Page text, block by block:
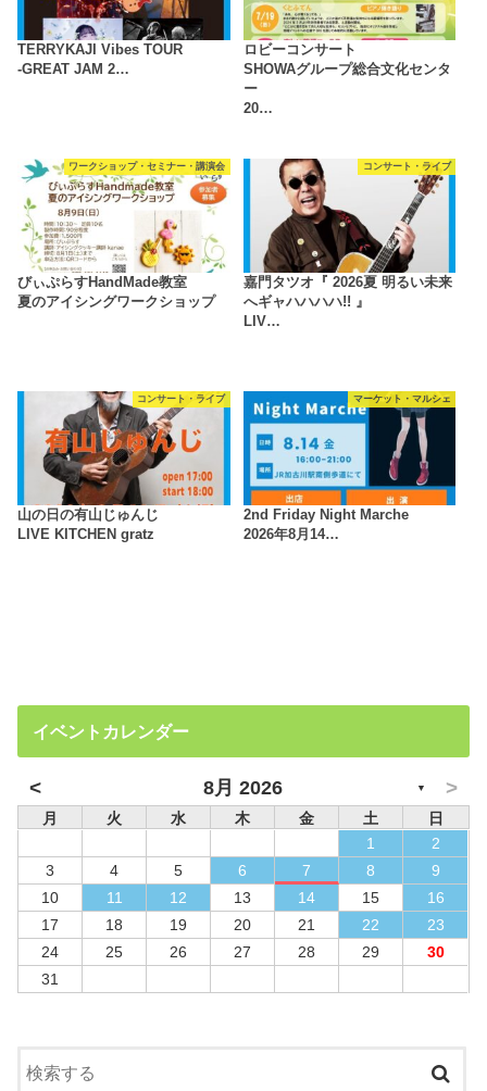
TERRYKAJI Vibes TOUR
-GREAT JAM 2…
ロビーコンサート
SHOWAグループ総合文化センタ
ー
20…
ワークショップ・セミナー・講演会
びぃぷらすHandMade教室
夏のアイシングワークショップ
コンサート・ライブ
嘉門タツオ『 2026夏 明るい未来
へギャハハハハ!! 』
LIV…
コンサート・ライブ
山の日の有山じゅんじ
LIVE KITCHEN gratz
マーケット・マルシェ
2nd Friday Night Marche
2026年8月14…
イベントカレンダー
< 8月 2026 ▼ >
月 火 水 木 金 土
日
1
2
3
4 5 6 7 8
9
10
11 12 13 14 15
16
17
18 19 20 21 22
23
24
25 26 27 28 29
30
31